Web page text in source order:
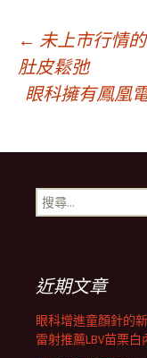
文
章
導
航
列
← 未上市行情
肚皮鬆弛
眼科擁有鳳凰
搜
尋
近期文章
眼科增進童顏針的
雷射推薦LBV苗栗白